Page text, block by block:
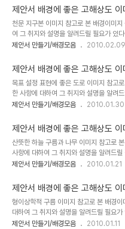
등 그 소통의 결과가 그리 많지 않다는 점
자료이기에 그냥 왔다가 보고 별거 아니군
닌가 싶기도 하고... 이런 생각을 갖으면
들께는 도움이 분명될 것이라는 생각을
대한 욕심이 생기는 건 아무래도 블로깅을
응원의 한..
제안서 배경에 좋은 고해상도 이
천문 지구본 이미지 참고로 본 배경이미
여 그 취지와 설명을 알려드릴 필요가 있
니다. 처음 제안서와 관련한 포스팅을 주제
가 있었습니다. 이에 대한 내용을 처음 "제
는 시리즈 제목으로 이미지들을 올리기 시
안서 배경에 좋은 고해상도 이미지 하나"
습니다. 어떤 내용인지 한번 보시길 부탁
길지 않습니다. ^^ 이미지 출처:
경에 좋은 ..
제안서 만들기/배경모음 2010.02.09
제안서 배경에 좋은 고해상도 이
목표 설정 표현에 좋은 도로 이미지 참고
한 사항에 대하여 그 취지와 설명을 알려
첨언을 추가합니다. 처음 제안서와 관련한
고민되는 요소가 있었습니다. 이에 대한
좋은 이미지"라는 시리즈 제목으로 이미
첫번째 글 "제안서 배경에 좋은 고해상도
을 밝혀 놓았습니다. 어떤 내용인지 한번
내용은 그리 길지 않습니다. ^^ 이미지
▣ 제안..
제안서 만들기/배경모음 2010.01.30
제안서 배경에 좋은 고해상도 이
산뜻한 하늘 구름과 나무 이미지 참고로
사항에 대하여 그 취지와 설명을 알려드
언을 추가합니다. 처음 제안서와 관련한 포
고민되는 요소가 있었습니다. 이에 대한
좋은 이미지"라는 시리즈 제목으로 이미
첫번째 글 "제안서 배경에 좋은 고해상도
을 밝혀 놓았습니다. 어떤 내용인지 한번
내용은 그리 길지 않습니다. ^^ 이미지
제안서 만들기/배경모음 2010.01.21
제안서 배경에 좋은 고해상도 이
형이상학적 구름 이미지 참고로 본 배경이
대하여 그 취지와 설명을 알려드릴 필요
가합니다. 처음 제안서와 관련한 포스팅을
제안서 만들기/배경모음 2010.01.11